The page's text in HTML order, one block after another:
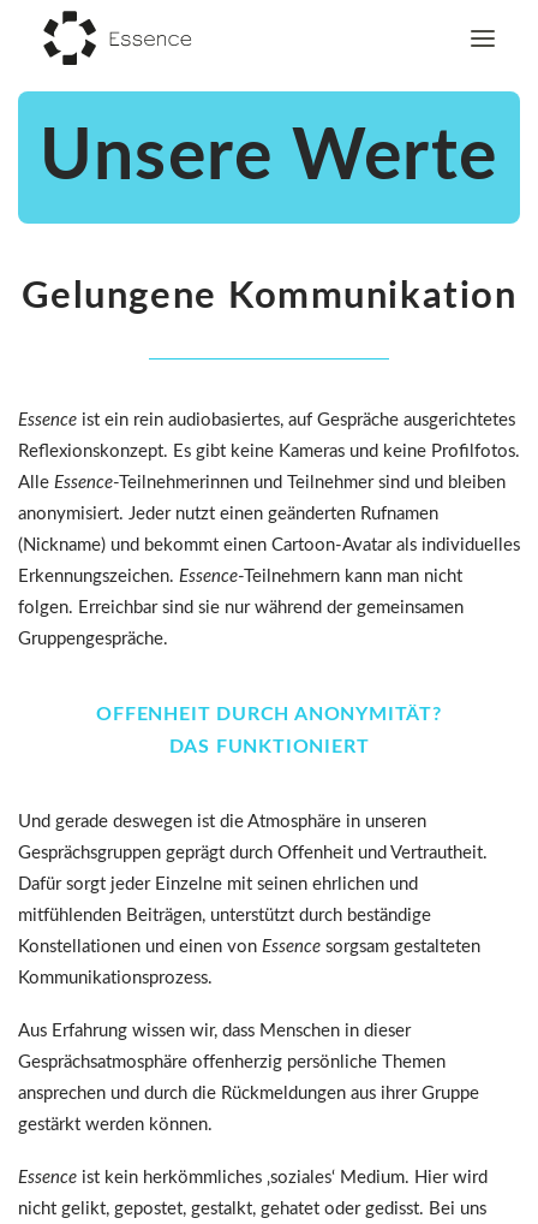
Du
Gesprächsgruppe
Themen
Unsere Werte
Gelungene Kommunikation
Essence ist ein rein audiobasiertes, auf Gespräche ausgerichtetes
Reflexionskonzept. Es gibt keine Kameras und keine Profilfotos.
Alle Essence-Teilnehmerinnen und Teilnehmer sind und bleiben
anonymisiert. Jeder nutzt einen geänderten Rufnamen
(Nickname) und bekommt einen Cartoon-Avatar als individuelles
Erkennungszeichen. Essence-Teilnehmern kann man nicht
folgen. Erreichbar sind sie nur während der gemeinsamen
Gruppengespräche.
OFFENHEIT DURCH ANONYMITÄT?
DAS FUNKTIONIERT
Und gerade deswegen ist die Atmosphäre in unseren
Gesprächsgruppen geprägt durch Offenheit und Vertrautheit.
Dafür sorgt jeder Einzelne mit seinen ehrlichen und
mitfühlenden Beiträgen, unterstützt durch beständige
Konstellationen und einen von Essence sorgsam gestalteten
Kommunikationsprozess.
Aus Erfahrung wissen wir, dass Menschen in dieser
Gesprächsatmosphäre offenherzig persönliche Themen
ansprechen und durch die Rückmeldungen aus ihrer Gruppe
gestärkt werden können.
Essence ist kein herkömmliches ‚soziales‘ Medium. Hier wird
nicht gelikt, gepostet, gestalkt, gehatet oder gedisst. Bei uns